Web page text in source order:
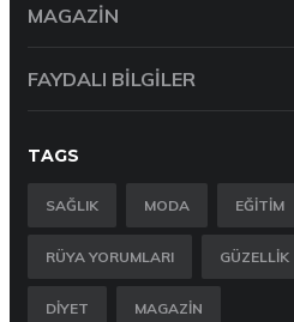
MAGAZIN
FAYDALI BILGILER
TAGS
SAĞLIK MODA EĞITIM
RÜYA YORUMLARI GÜZELLIK
DIYET MAGAZIN